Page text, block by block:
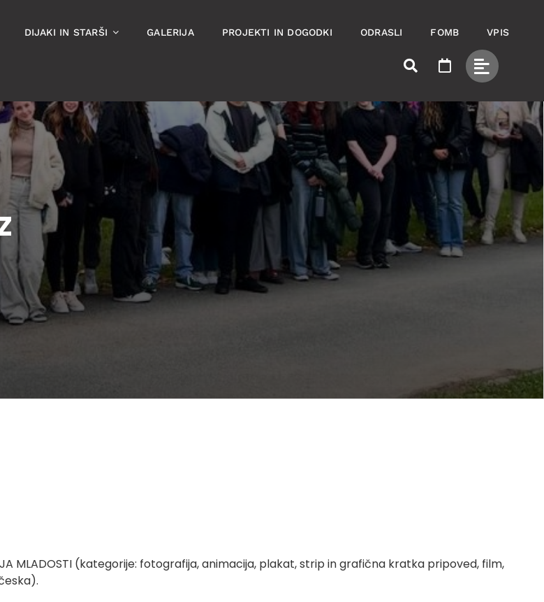
DIJAKI IN STARŠI GALERIJA PROJEKTI IN DOGODKI ODRASLI FOMB VPIS
MLADOSTI (kategorije: fotografija, animacija, plakat, strip in grafična kratka pripoved, film,